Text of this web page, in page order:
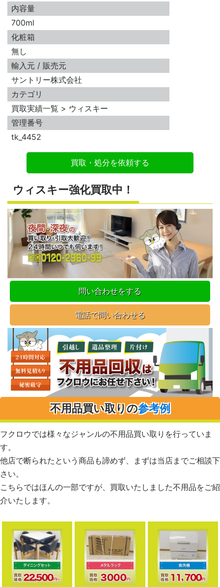
内容量
700ml
化粧箱
無し
輸入元 / 販売元
サントリー株式会社
カテゴリ
買取実績一覧 > ウィスキー
管理番号
tk_4452
買取・処分を依頼する
ウィスキー強化買取中！
問い合わせをする
電話で問い合わせる
不用品買い取りの参考例
フクロウでは様々なジャンルの不用品買い取りを行っていま
す。
他店で断られたという商品も諦めず、まずは当店までご相談下
さい。
こちらではほんの一部ですが、買取いたしました不用品をご紹
介いたします。